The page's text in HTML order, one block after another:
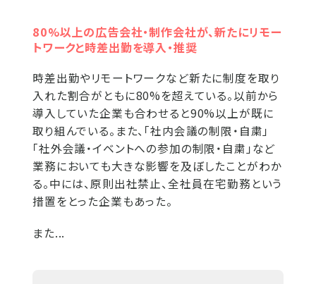
80%以上の広告会社・制作会社が、新たにリモー
トワークと時差出勤を導入・推奨
時差出勤やリモートワークなど新たに制度を取り
入れた割合がともに80%を超えている。以前から
導入していた企業も合わせると90%以上が既に
取り組んでいる。また、「社内会議の制限・自粛」
「社外会議・イベントへの参加の制限・自粛」など
業務においても大きな影響を及ぼしたことがわか
る。中には、原則出社禁止、全社員在宅勤務という
措置をとった企業もあった。
また...